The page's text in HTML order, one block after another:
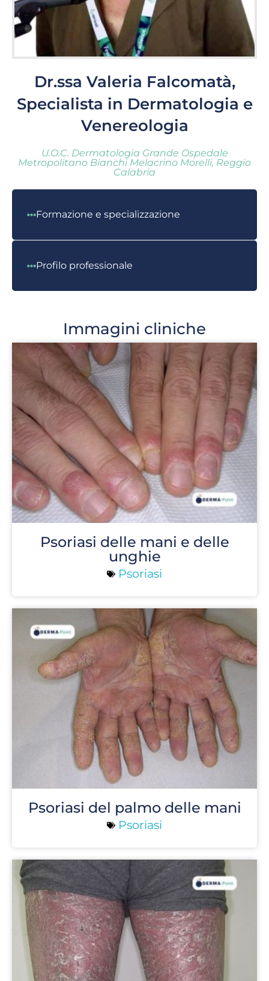
Dr.ssa Valeria Falcomatà,
Specialista in Dermatologia e
Venereologia
U.O.C. Dermatologia Grande Ospedale
Metropolitano Bianchi Melacrino Morelli, Reggio
Calabria
Formazione e specializzazione
Profilo professionale
Immagini cliniche
Psoriasi delle mani e delle
unghie
Psoriasi
Psoriasi del palmo delle mani
Psoriasi